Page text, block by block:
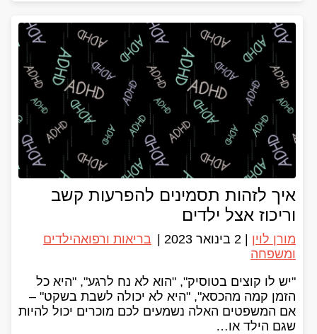
איך לזהות תסמינים להפרעות קשב
וריכוז אצל ילדים
מורן לוין 2 בינואר 2023 בריאות ורפואהילדים
ומשפחה
"יש לו קוצים בטוסיק", "הוא לא נח לרגע", "היא כל
הזמן קמה מהכסא", "היא לא יכולה לשבת בשקט" –
אם המשפטים האלה נשמעים לכם מוכרים יכול להיות
שגם הילד או…